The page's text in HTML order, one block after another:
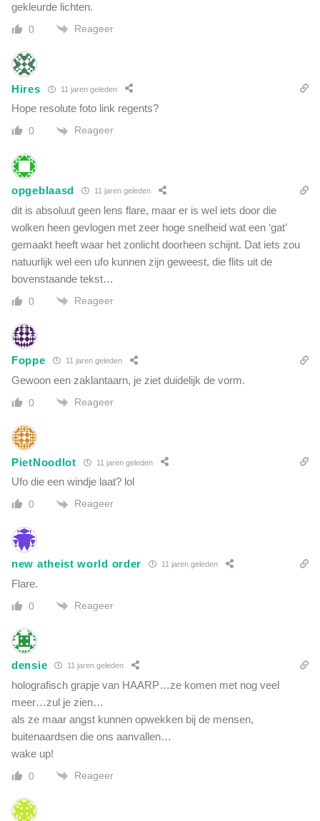
gekleurde lichten.
0 Reageer
Hires 11 jaren geleden
Hope resolute foto link regents?
0 Reageer
opgeblaasd 11 jaren geleden
dit is absoluut geen lens flare, maar er is wel iets door die
wolken heen gevlogen met zeer hoge snelheid wat een ‘gat’
gemaakt heeft waar het zonlicht doorheen schijnt. Dat iets zou
natuurlijk wel een ufo kunnen zijn geweest, die flits uit de
bovenstaande tekst…
0 Reageer
Foppe 11 jaren geleden
Gewoon een zaklantaarn, je ziet duidelijk de vorm.
0 Reageer
PietNoodlot 11 jaren geleden
Ufo die een windje laat? lol
0 Reageer
new atheist world order 11 jaren geleden
Flare.
0 Reageer
densie 11 jaren geleden
holografisch grapje van HAARP…ze komen met nog veel
meer…zul je zien…
als ze maar angst kunnen opwekken bij de mensen,
buitenaardsen die ons aanvallen…
wake up!
0 Reageer